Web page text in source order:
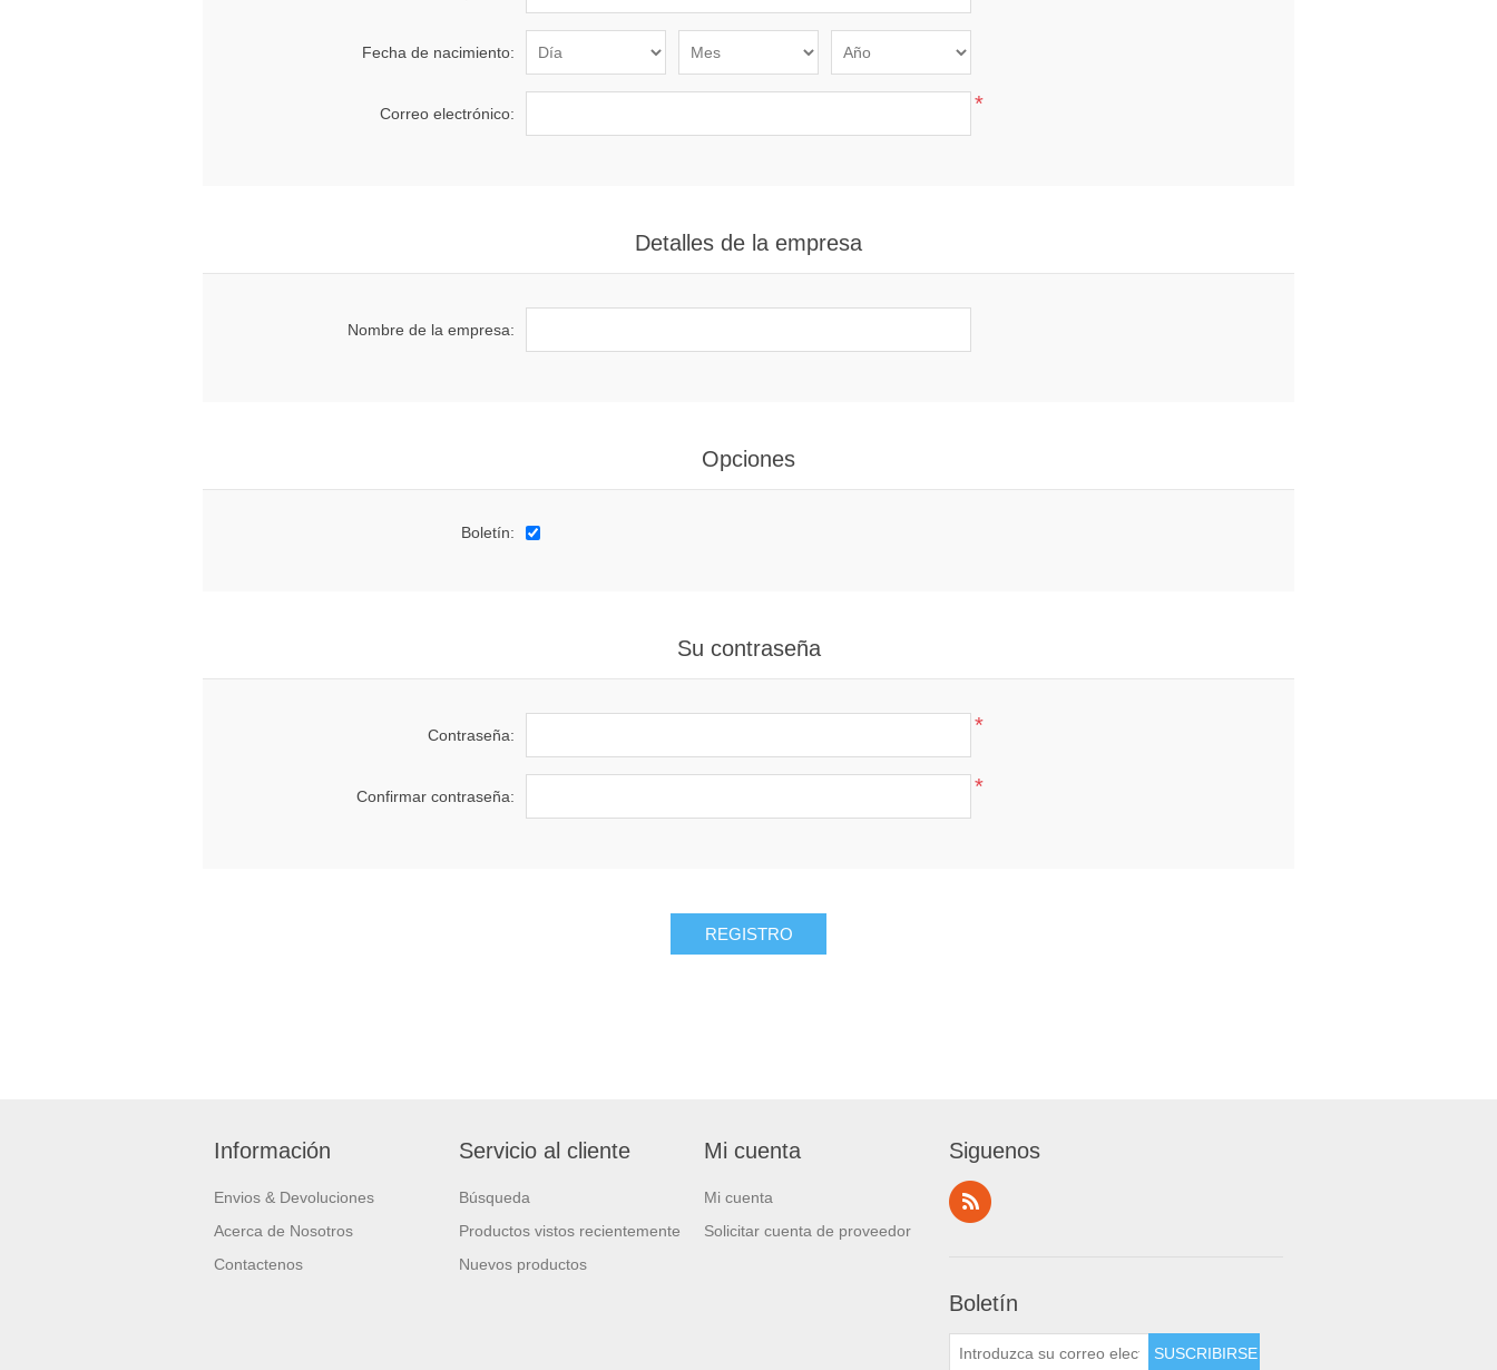
Fecha de nacimiento:
Correo electrónico: *
Detalles de la empresa
Nombre de la empresa:
Opciones
Boletín:
Su contraseña
Contraseña: *
Confirmar contraseña: *
Información
Envios & Devoluciones
Acerca de Nosotros
Contactenos
Servicio al cliente
Búsqueda
Productos vistos recientemente
Nuevos productos
Mi cuenta
Mi cuenta
Solicitar cuenta de proveedor
Siguenos
Boletín